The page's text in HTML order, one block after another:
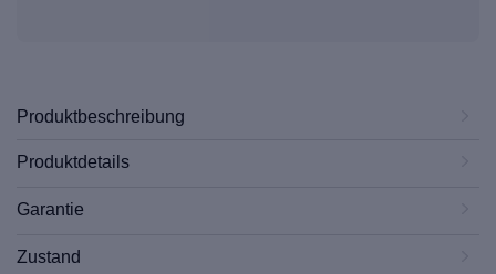
Produktbeschreibung
Produktdetails
Garantie
Zustand